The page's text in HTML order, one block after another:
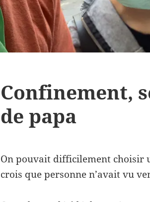
Confinement,
de papa
On pouvait difficilement choisir
crois que personne n’avait vu